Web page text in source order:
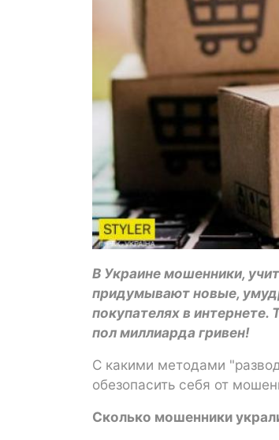
В Украине мошенники,
придумывают новые,
покупателях в
пол миллиарда гривен!
С какими методами
обезопасить себя от
Сколько мошенники